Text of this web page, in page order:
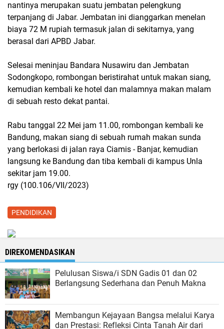
nantinya merupakan suatu jembatan pelengkung
terpanjang di Jabar. Jembatan ini dianggarkan menelan
biaya 72 M rupiah termasuk jalan di sekitarnya, yang
berasal dari APBD Jabar.
Selesai meninjau Bandara Nusawiru dan Jembatan
Sodongkopo, rombongan beristirahat untuk makan siang,
kemudian kembali ke hotel dan malamnya makan malam
di sebuah resto dekat pantai.
Rabu tanggal 22 Mei jam 11.00, rombongan kembali ke
Bandung, makan siang di sebuah rumah makan sunda
yang berlokasi di jalan raya Ciamis - Banjar, kemudian
langsung ke Bandung dan tiba kembali di kampus Unla
sekitar jam 19.00.
rgy (100.106/VII/2023)
PENDIDIKAN
DIREKOMENDASIKAN
Pelulusan Siswa/i SDN Gadis 01 dan 02
Berlangsung Sederhana dan Penuh Makna
Membangun Kejayaan Bangsa melalui Karya
dan Prestasi: Refleksi Cinta Tanah Air dari